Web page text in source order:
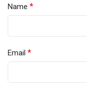
Name *
Email *